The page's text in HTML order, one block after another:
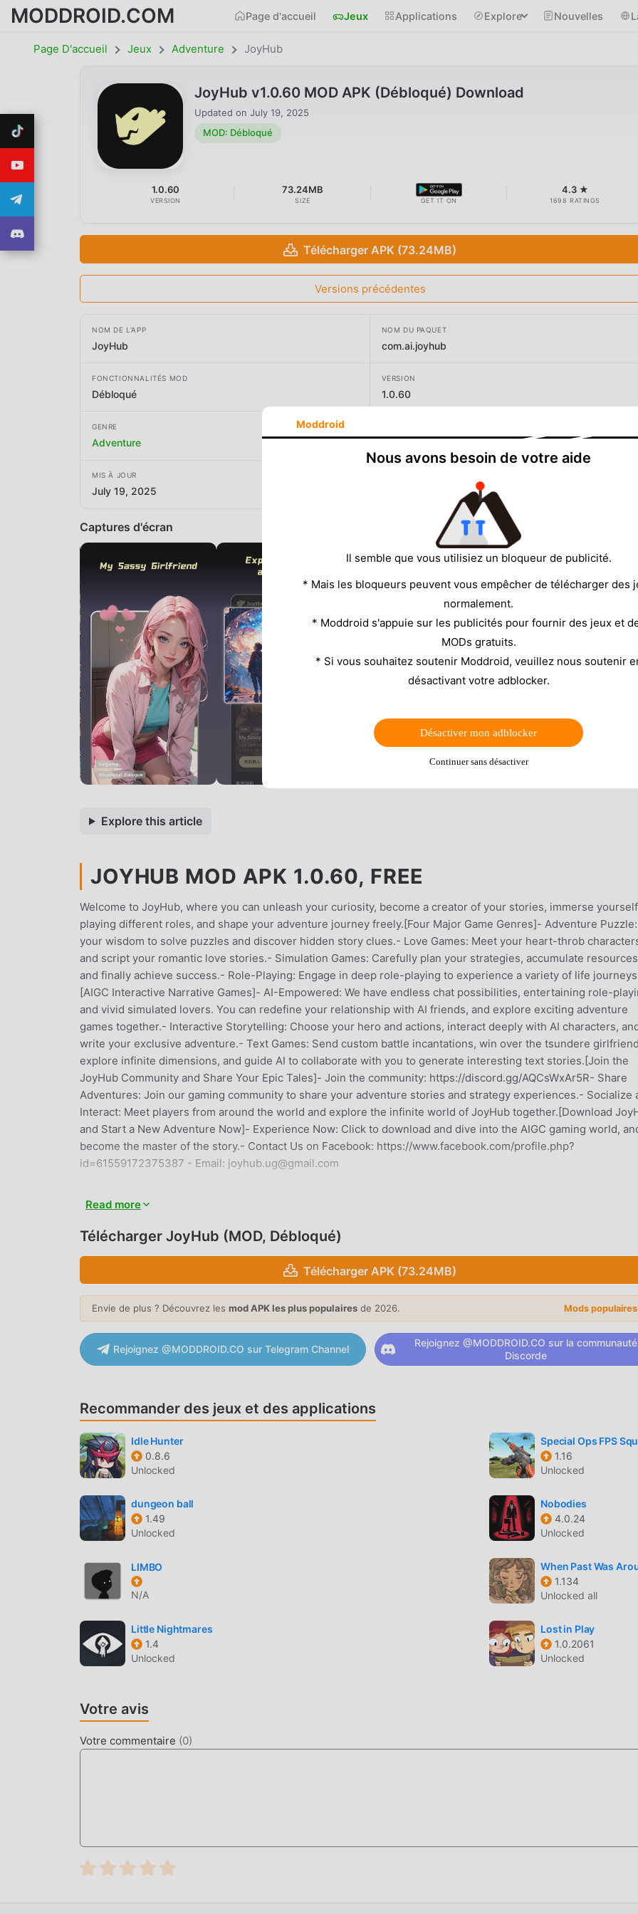
MODDROID.COM Page d'accueil Jeux Applications Explore Nouvelles
Page D'accueil Jeux Adventure JoyHub
JoyHub v1.0.60 MOD APK (Débloqué) Download
Updated on July 19, 2025
MOD: Débloqué
1.0.60
VERSION
73.24MB
SIZE GET IT ON
4.3 ★
1698 RATINGS
Télécharger APK (73.24MB)
Versions précédentes
NOM DE L'APP
JoyHub
NOM DU PAQUET
com.ai.joyhub
FONCTIONNALITÉS MOD
Débloqué
VERSION
1.0.60
GENRE
Adventure OLINK DATA LIMITED
MIS À JOUR
July 19, 2025
Captures d'écran
Explore this article
JOYHUB MOD APK 1.0.60, FREE
Welcome to JoyHub, where you can unleash your curiosity, become a creator of your stories, immerse
playing different roles, and shape your adventure journey freely.[Four Major Game Genres]- Adventure
your wisdom to solve puzzles and discover hidden story clues.- Love Games: Meet your heart-throb
and script your romantic love stories.- Simulation Games: Carefully plan your strategies, accumulate
and finally achieve success.- Role-Playing: Engage in deep role-playing to experience a variety of life
[AIGC Interactive Narrative Games]- AI-Empowered: We have endless chat possibilities, entertaining role-
and vivid simulated lovers. You can redefine your relationship with AI friends, and explore exciting adventure
games together.- Interactive Storytelling: Choose your hero and actions, interact deeply with AI characters,
write your exclusive adventure.- Text Games: Send custom battle incantations, win over the tsundere
explore infinite dimensions, and guide AI to collaborate with you to generate interesting text stories.[Join the
JoyHub Community and Share Your Epic Tales]- Join the community: https://discord.gg/AQCsWxAr5R- Share
Adventures: Join our gaming community to share your adventure stories and strategy experiences.- Socialize
Interact: Meet players from around the world and explore the infinite world of JoyHub together.[Download
and Start a New Adventure Now]- Experience Now: Click to download and dive into the AIGC gaming world,
become the master of the story.- Contact Us on Facebook: https://www.facebook.com/profile.php?
id=61559172375387 - Email: joyhub.ug@gmail.com
JOYHUB INTRODUCTION
aiment les jeux adventure. Si vous souhaitez télécharger ce jeu, en tant que plus grand site de téléchargement
jeux gratuits mod apk au monde - moddroid est votre meilleur choix. moddroid vous fournit non seulement la
dernière version de JoyHub 1.0.60 gratuitement, mais fournit également Freemod gratuitement, vous aidant à
apportée par le jeu lui-même. moddroid promet que tout mod JoyHub ne facturera aucun frais aux joueurs, et il
100% sûr, disponible et gratuit à installer. Téléchargez simplement le client moddroid, vous pouvez
installer JoyHub 1.0.60 en un seul clic. Qu'attendez-vous, téléchargez moddroid et jouez !
JoyHub En tant que jeu adventure populaire, son gameplay unique lui a permis de gagner un grand nombre de
à travers le monde. Contrairement aux jeux adventure traditionnels, dans JoyHub , vous n'avez qu'à suivre le
didacticiel novice, vous pouvez donc facilement démarrer tout le jeu et profiter de la joie apportée par les jeux
classiques adventure JoyHub 1.0.60. Dans le même temps, moddroid a spécialement construit une plate-forme
pour les amateurs de jeux adventure, vous permettant de communiquer et de partager avec tous les amateurs
partenaires mondiaux heureux
BEL ÉCRAN
Comme les jeux adventure traditionnels, JoyHub a un style artistique unique, et ses graphismes, cartes et
personnages de haute qualité font de JoyHub attiré de nombreux fans de adventure, et comparé aux jeux
adventure traditionnels, JoyHub 1.0.60 a adopté un moteur virtuel mis à jour et effectué des améliorations
audacieuses. Avec une technologie plus avancée, l'expérience d'écran du jeu a été grandement améliorée.
conservant le style original de adventure, le maximum Il améliore l'expérience sensorielle de l'utilisateur, et il
existe de nombreux types de téléphones mobiles apk avec une excellente adaptabilité, garantissant que tous
amateurs de jeux adventure peuvent pleinement profiter du bonheur apporté par JoyHub 1.0.60
MOD UNIQUE
richesse/capacité/compétences dans le jeu, ce qui est à la fois la caractéristique et le plaisir du jeu, mais en
TÉLÉCHARGER MAINTENANT
Cliquez simplement sur le bouton de téléchargement pour installer l'application moddroid, vous pouvez
Read more
Télécharger JoyHub (MOD, Débloqué)
Télécharger APK (73.24MB)
Envie de plus ? Découvrez les mod APK les plus populaires de 2026. Mods
Rejoignez @MODDROID.CO sur Telegram Channel
Rejoignez @MODDROID.CO sur la communauté
Discorde
Recommander des jeux et des applications
Idle Hunter
0.8.6
Unlocked
Special Ops FPS
1.16
Unlocked
dungeon ball
1.49
Unlocked
Nobodies
4.0.24
Unlocked
LIMBO
N/A
When Past Was
1.134
Unlocked all
Little Nightmares
1.4
Unlocked
Lost in Play
1.0.2061
Unlocked
Votre avis
Votre commentaire (0)
Moddroid
Nous avons besoin de votre aide
Il semble que vous utilisiez un bloqueur de publicité.
* Mais les bloqueurs peuvent vous empêcher de télécharger des
normalement.
* Moddroid s'appuie sur les publicités pour fournir des jeux et
MODs gratuits.
* Si vous souhaitez soutenir Moddroid, veuillez nous soutenir
désactivant votre adblocker.
Désactiver mon adblocker
Continuer sans désactiver